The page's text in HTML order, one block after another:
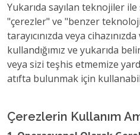
Yukarıda sayılan teknojiler ile
"çerezler" ve "benzer
tarayıcınızda veya
kullandığımız ve yukarıda
veya sizi teşhis etmemize
atıfta bulunmak için
Çerezlerin Kullanım